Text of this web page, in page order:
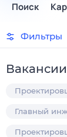
Поиск
Фильтры
Вакансии
Главный